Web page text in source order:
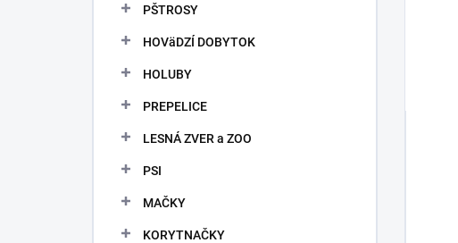
PŠTROSY
HOVäDZÍ DOBYTOK
HOLUBY
PREPELICE
LESNÁ ZVER a ZOO
PSI
MAČKY
KORYTNAČKY